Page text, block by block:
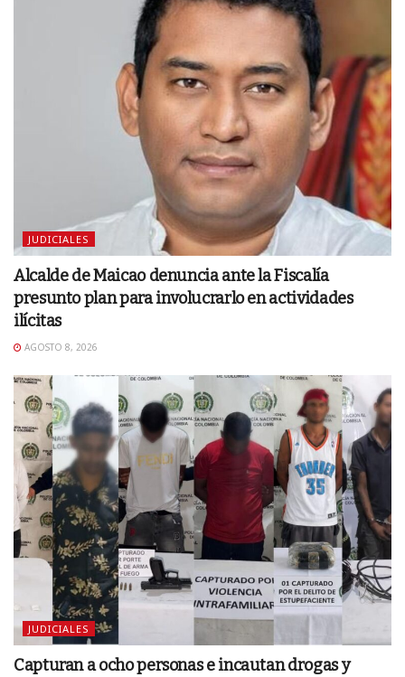
JUDICIALES
Alcalde de Maicao denuncia ante la Fiscalía
presunto plan para involucrarlo en actividades
ilícitas
AGOSTO 8, 2026
JUDICIALES
Capturan a ocho personas e incautan drogas y